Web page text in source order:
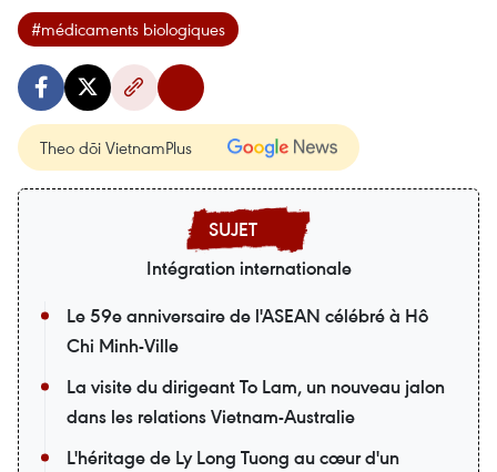
#médicaments biologiques
Theo dõi VietnamPlus
Intégration internationale
Le 59e anniversaire de l'ASEAN célébré à Hô
Chi Minh-Ville
La visite du dirigeant To Lam, un nouveau jalon
dans les relations Vietnam-Australie
L'héritage de Ly Long Tuong au cœur d'un